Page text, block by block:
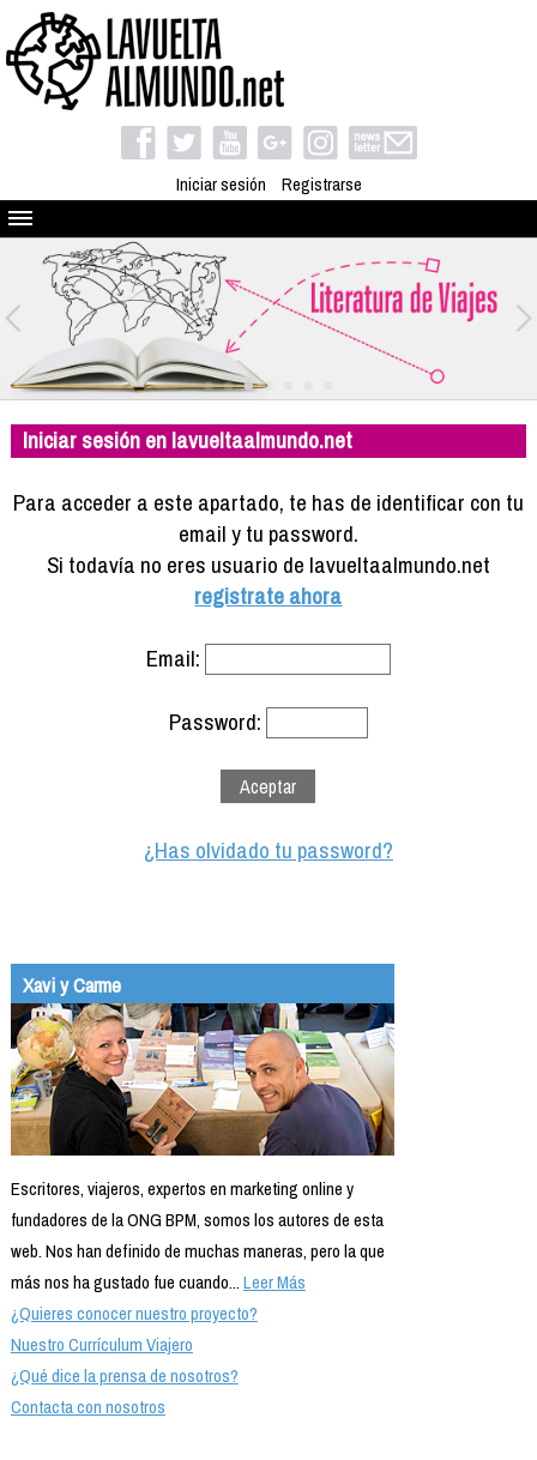
Iniciar sesión Registrarse
Quienes somos
El proyecto
Blog
Viaja con nosotros
Camino solidario
Libros
Compañeros de viaje
Info viajeros
Iniciar sesión en lavueltaalmundo.net
Para acceder a este apartado, te has de identificar con tu
email y tu password.
Si todavía no eres usuario de lavueltaalmundo.net
registrate ahora
Email:
Password:
¿Has olvidado tu password?
Xavi y Carme
Escritores, viajeros, expertos en marketing online y
fundadores de la ONG BPM, somos los autores de esta
web. Nos han definido de muchas maneras, pero la que
más nos ha gustado fue cuando...Leer Más
¿Quieres conocer nuestro proyecto?
Nuestro Currículum Viajero
¿Qué dice la prensa de nosotros?
Contacta con nosotros